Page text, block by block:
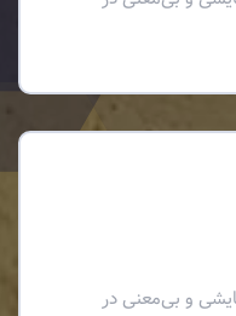
و بی‌معنی در